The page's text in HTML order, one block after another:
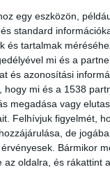
egy eszközön,
standard
és tartalmak
mi és a
és azonosítási
hogy mi és a 1538
megadása vagy
Felhívjuk figyelmét,
de
Bármikor
oldalra, és rákattint
megmenteni
boncolást,
segítségével
kórház erre